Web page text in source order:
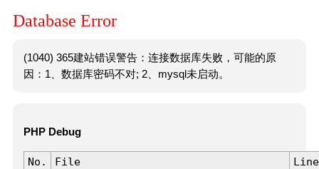
Database Error
(1040) 365建站错误警告：连接数据库失败，可能的原
因：1、数据库密码不对; 2、mysql未启动。
PHP Debug
No. File
Line